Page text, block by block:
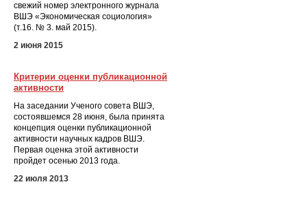
свежий номер электронного журнала
ВШЭ «Экономическая социология»
(т.16. № 3. май 2015).
2 июня 2015
Критерии оценки публикационной
активности
На заседании Ученого совета ВШЭ,
состоявшемся 28 июня, была принята
концепция оценки публикационной
активности научных кадров ВШЭ.
Первая оценка этой активности
пройдет осенью 2013 года.
22 июля 2013